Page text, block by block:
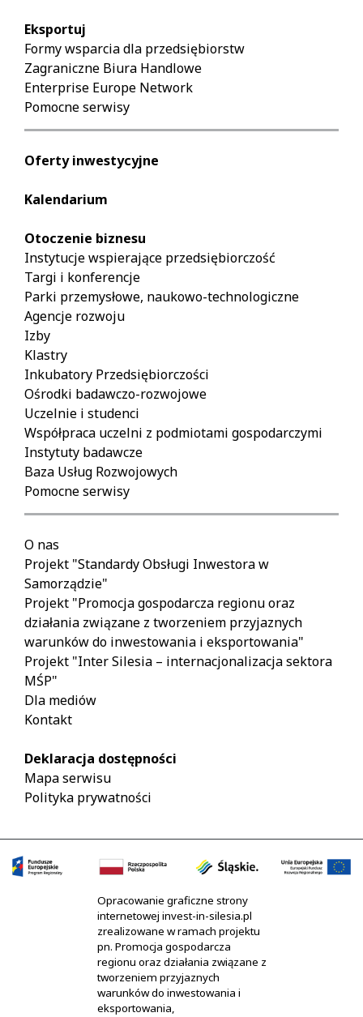
Eksportuj
Formy wsparcia dla przedsiębiorstw
Zagraniczne Biura Handlowe
Enterprise Europe Network
Pomocne serwisy
Oferty inwestycyjne
Kalendarium
Otoczenie biznesu
Instytucje wspierające przedsiębiorczość
Targi i konferencje
Parki przemysłowe, naukowo-technologiczne
Agencje rozwoju
Izby
Klastry
Inkubatory Przedsiębiorczości
Ośrodki badawczo-rozwojowe
Uczelnie i studenci
Współpraca uczelni z podmiotami gospodarczymi
Instytuty badawcze
Baza Usług Rozwojowych
Pomocne serwisy
O nas
Projekt "Standardy Obsługi Inwestora w
Samorządzie"
Projekt "Promocja gospodarcza regionu oraz
działania związane z tworzeniem przyjaznych
warunków do inwestowania i eksportowania"
Projekt "Inter Silesia – internacjonalizacja sektora
MŚP"
Dla mediów
Kontakt
Deklaracja dostępności
Mapa serwisu
Polityka prywatności
Opracowanie graficzne strony
internetowej invest-in-silesia.pl
zrealizowane w ramach projektu
pn. Promocja gospodarcza
regionu oraz działania związane z
tworzeniem przyjaznych
warunków do inwestowania i
eksportowania,